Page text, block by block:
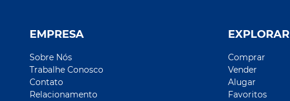
EMPRESA
Sobre Nós
Trabalhe Conosco
Contato
Relacionamento
EXPLORAR
Comprar
Vender
Alugar
Favoritos